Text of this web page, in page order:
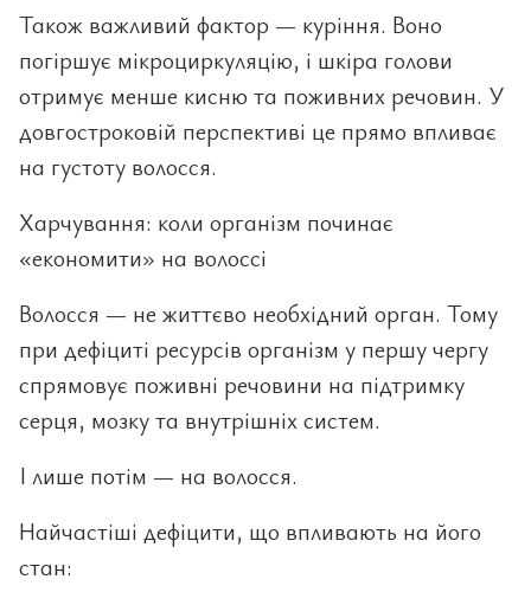
Також важливий фактор — куріння. Воно
погіршує мікроциркуляцію, і шкіра голови
отримує менше кисню та поживних речовин. У
довгостроковій перспективі це прямо впливає
на густоту волосся.
Харчування: коли організм починає
«економити» на волоссі
Волосся — не життєво необхідний орган. Тому
при дефіциті ресурсів організм у першу чергу
спрямовує поживні речовини на підтримку
серця, мозку та внутрішніх систем.
І лише потім — на волосся.
Найчастіші дефіцити, що впливають на його
стан: